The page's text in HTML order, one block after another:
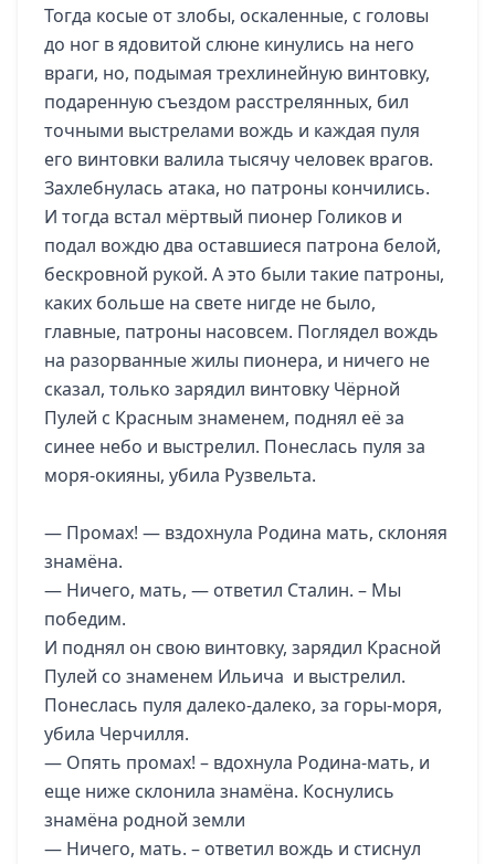
Тогда косые от злобы, оскаленные, с головы
до ног в ядовитой слюне кинулись на него
враги, но, подымая трехлинейную винтовку,
подаренную съездом расстрелянных, бил
точными выстрелами вождь и каждая пуля
его винтовки валила тысячу человек врагов.
Захлебнулась атака, но патроны кончились.
И тогда встал мёртвый пионер Голиков и
подал вождю два оставшиеся патрона белой,
бескровной рукой. А это были такие патроны,
каких больше на свете нигде не было,
главные, патроны насовсем. Поглядел вождь
на разорванные жилы пионера, и ничего не
сказал, только зарядил винтовку Чёрной
Пулей с Красным знаменем, поднял её за
синее небо и выстрелил. Понеслась пуля за
моря-окияны, убила Рузвельта.
— Промах! — вздохнула Родина мать, склоняя
знамёна.
— Ничего, мать, — ответил Сталин. – Мы
победим.
И поднял он свою винтовку, зарядил Красной
Пулей со знаменем Ильича и выстрелил.
Понеслась пуля далеко-далеко, за горы-моря,
убила Черчилля.
— Опять промах! – вдохнула Родина-мать, и
еще ниже склонила знамёна. Коснулись
знамёна родной земли
— Ничего, мать. – ответил вождь и стиснул